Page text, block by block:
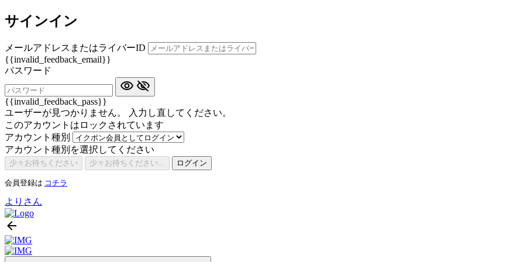
サインイン
メールアドレスまたはライバーID
{{invalid_feedback_email}}
パスワード
{{invalid_feedback_pass}}
ユーザーが見つかりません。 入力し直してください。
このアカウントはロックされています
アカウント種別
アカウント種別を選択してください
少々お待ちください 少々お待ちください... ログイン
会員登録は コチラ
よりさん